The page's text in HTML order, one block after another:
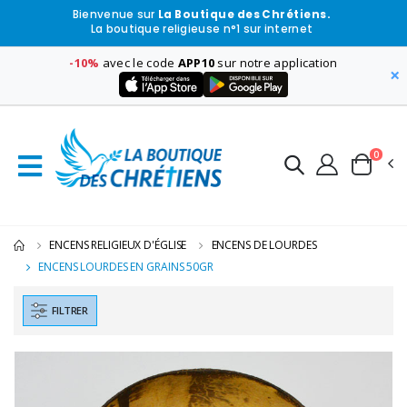
Bienvenue sur La Boutique des Chrétiens.
La boutique religieuse n°1 sur internet
-10% avec le code APP10 sur notre application
×
0
ENCENS RELIGIEUX D'ÉGLISE
ENCENS DE LOURDES
ENCENS LOURDES EN GRAINS 50GR
FILTRER